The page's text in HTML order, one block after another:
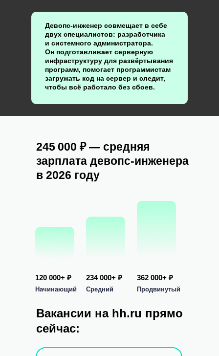
Девопс-инженер совмещает в себе
двух специалистов: разработчика
и системного администратора.
Он подготавливает серверную
инфраструктуру для развёртывания
программ, помогает программистам
загружать код на сервер и следит,
чтобы всё работало без сбоев.
Начинающий
120 000+ ₽
Вакансии на hh.ru прямо
сейчас:
Средний
245 000 ₽ — средняя
зарплата девопс-инженера
в 2026 году
234 000+ ₽
Продвинутый
362 000+ ₽